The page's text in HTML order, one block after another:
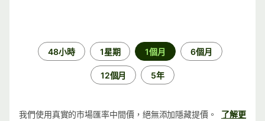
48小時 1星期 1個月 6個月
12個月 5年
我們使用真實的市場匯率中間價，絕無添加隱藏提價。
了解更